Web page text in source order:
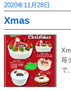
2020年11月28日
Xmas
苺
で